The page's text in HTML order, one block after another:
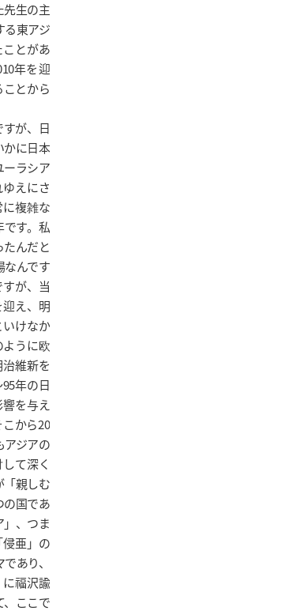
先生の主
る東アジ
とがあ
年を迎
とから
が、日
かに日本
ーラシア
えにさ
複雑な
です。私
んだと
なんです
が、当
え、明
けなか
うに欧
維新を
年の日
を与え
から20
アジアの
て深く
「親しむ
の国であ
」、つま
亜」の
あり、
福沢諭
、ここで